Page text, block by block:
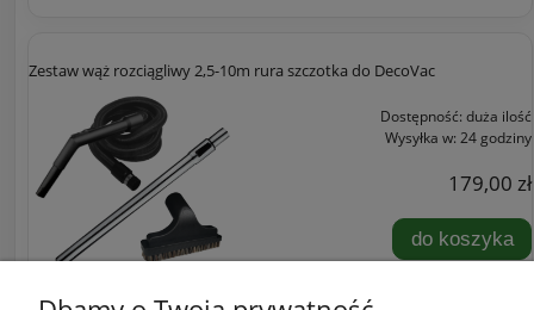
Zestaw wąż rozciągliwy 2,5-10m rura szczotka do DecoVac
Dostępność: duża ilość
Wysyłka w: 24 godziny
179,00 zł
do koszyka